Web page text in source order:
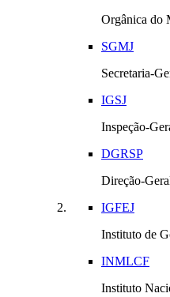
Orgânica do
SGMJ
Secretaria-
IGSJ
Inspeção-
DGRSP
Direção-
IGFEJ
Instituto de
INMLCF
Instituto